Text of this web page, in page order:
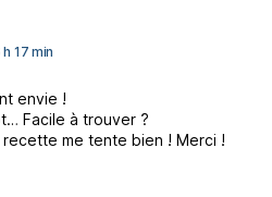
:
17 min
envie !
Facile à trouver ?
me tente bien ! Merci !